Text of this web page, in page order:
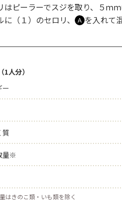
はピーラーでスジを取り、５ｍ
に（１）のセロリ、 Ａ を入れて
人分）
ー
質
量※
はきのこ類・いも類を除く